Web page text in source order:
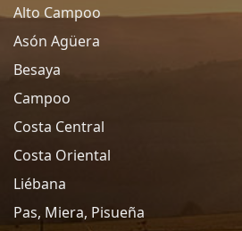
Alto Campoo
Asón Agüera
Besaya
Campoo
Costa Central
Costa Oriental
Liébana
Pas, Miera, Pisueña